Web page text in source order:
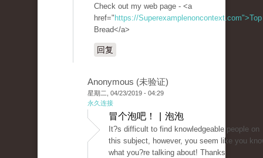
Check out my web page - <a
href=" https://Superexamplenoncontext.com">Top
Bread</a>
回复
Anonymous (未验证)
星期二, 04/23/2019 - 04:29
永久连接
冒个泡吧！ | 泡泡
It?s difficult to find knowledgeable people on
this subject, however, you seem like you
what you?re talking about! Thanks